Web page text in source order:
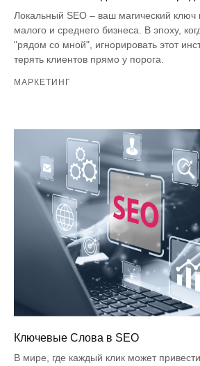
Локальный SEO – ваш магический ключ
малого и среднего бизнеса. В эпоху,
"рядом со мной", игнорировать этот
терять клиентов прямо у порога.
МАРКЕТИНГ
Ключевые Слова в SEO
В мире, где каждый клик может